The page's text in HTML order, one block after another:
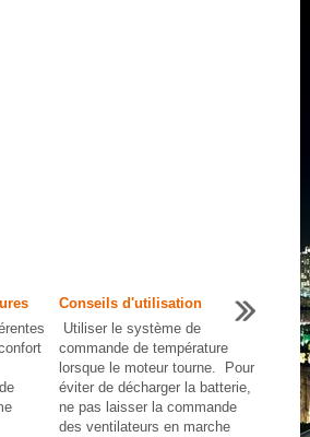
Conseils d'utilisation
Utiliser le système de
commande de température
lorsque le moteur tourne. Pour
éviter de décharger la batterie,
ne pas laisser la commande
des ventilateurs en marche